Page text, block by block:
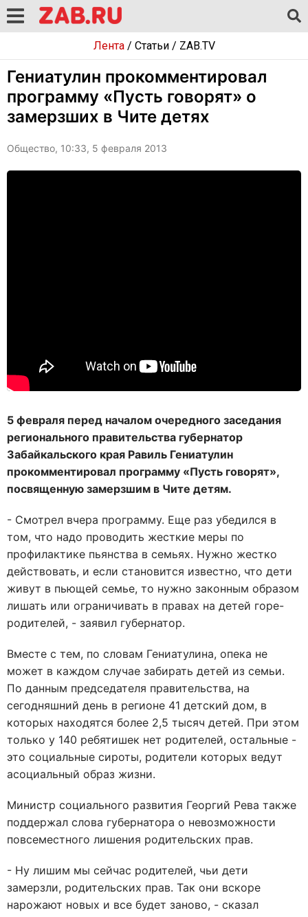
Лента/ Статьи/ ZAB.TV
Гениатулин прокомментировал
программу «Пусть говорят» о
замерзших в Чите детях
Общество, 10:33, 5 февраля 2013
5 февраля перед началом очередного заседания
регионального правительства губернатор
Забайкальского края Равиль Гениатулин
прокомментировал программу «Пусть говорят»,
посвященную замерзшим в Чите детям.
- Смотрел вчера программу. Еще раз убедился в
том, что надо проводить жесткие меры по
профилактике пьянства в семьях. Нужно жестко
действовать, и если становится известно, что дети
живут в пьющей семье, то нужно законным образом
лишать или ограничивать в правах на детей горе-
родителей, - заявил губернатор.
Вместе с тем, по словам Гениатулина, опека не
может в каждом случае забирать детей из семьи.
По данным председателя правительства, на
сегодняшний день в регионе 41 детский дом, в
которых находятся более 2,5 тысяч детей. При этом
только у 140 ребятишек нет родителей, остальные -
это социальные сироты, родители которых ведут
асоциальный образ жизни.
Министр социального развития Георгий Рева также
поддержал слова губернатора о невозможности
повсеместного лишения родительских прав.
- Ну лишим мы сейчас родителей, чьи дети
замерзли, родительских прав. Так они вскоре
нарожают новых и все будет заново, - сказал